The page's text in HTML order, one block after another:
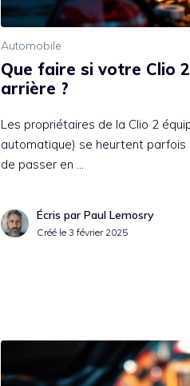
Automobile
Que faire si votre Clio
arrière ?
Les propriétaires de la Clio 2
automatique) se heurtent parfois
de passer en …
Écris par Paul Lemosry
Créé le 3 février 2025